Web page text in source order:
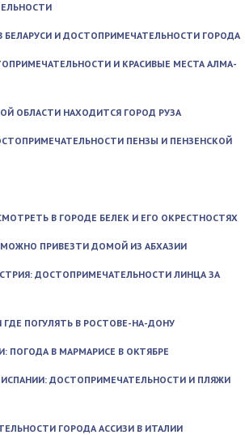
БЕЛАРУСИ И ДОСТОПРИМЕЧАТЕЛЬНОСТИ ГОРОДА
И КРАСИВЫЕ МЕСТА АЛМА-
ОБЛАСТИ НАХОДИТСЯ ГОРОД РУЗА
ПЕНЗЫ И ПЕНЗЕНСКОЙ
В ГОРОДЕ БЕЛЕК И ЕГО ОКРЕСТНОСТЯХ
ПРИВЕЗТИ ДОМОЙ ИЗ АБХАЗИИ
ДОСТОПРИМЕЧАТЕЛЬНОСТИ ЛИНЦА ЗА
ПОГУЛЯТЬ В РОСТОВЕ-НА-ДОНУ
ПОГОДА В МАРМАРИСЕ В ОКТЯБРЕ
ДОСТОПРИМЕЧАТЕЛЬНОСТИ И ПЛЯЖИ
ГОРОДА АССИЗИ В ИТАЛИИ